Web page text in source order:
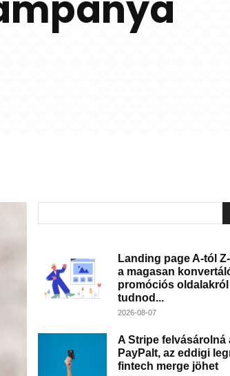
Landing page A-tól
a magasan
promóciós oldalakról
tudnod...
2026-08-07
A Stripe felvásárolná
PayPalt, az eddigi
fintech merge jöhet